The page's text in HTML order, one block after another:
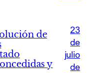
de
y
23
de
julio
de